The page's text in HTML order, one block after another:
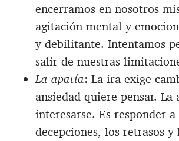
encerramos en nosotros
agitación mental y
y debilitante. Intentamos
salir de nuestras
La apatía: La ira exige
ansiedad quiere pensar. La
interesarse. Es responder a
decepciones, los retrasos y